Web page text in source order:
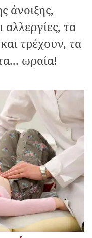
άνοιξης,
τα
τρέχουν, τα
ωραία!